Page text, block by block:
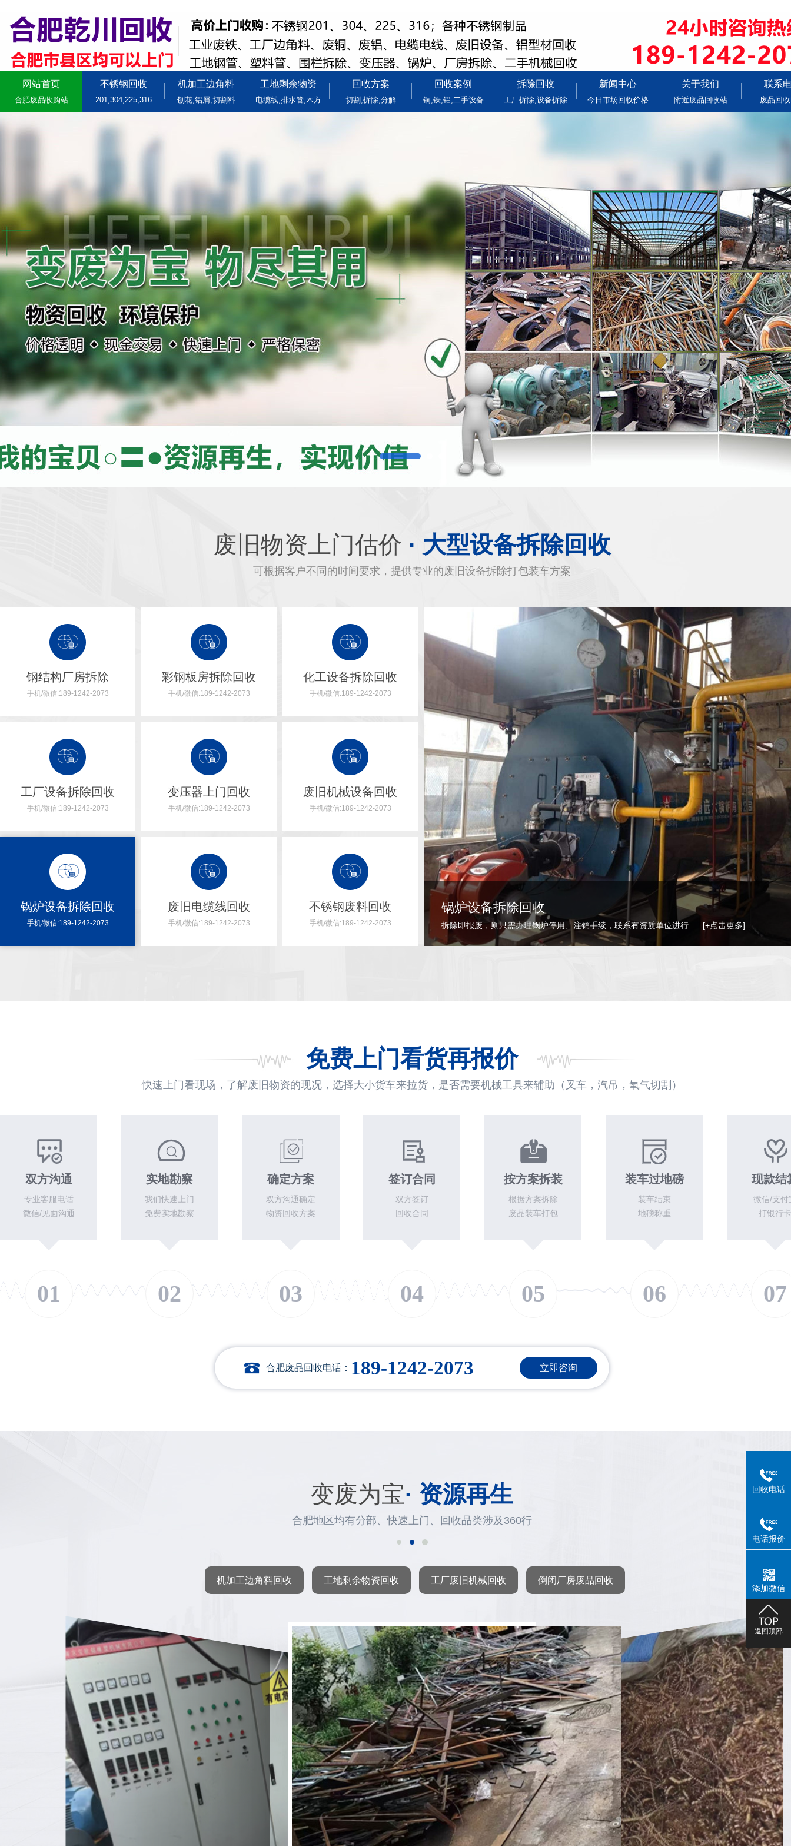
网站首页
合肥废品收购站
不锈钢回收
201,304,225,316
机加工边角料
刨花,铝屑,切割料
工地剩余物资
电缆线,排水管,木方
回收方案
切割,拆除,分解
回收案例
铜,铁,铝,二手设备
拆除回收
工厂拆除,设备拆除
新闻中心
今日市场回收价格
关于我们
附近废品回收站
联系
废品回
废旧物资上门估价 · 大型设备拆除回收
可根据客户不同的时间要求，提供专业的废旧设备拆除打包装车方案
钢结构厂房拆除
手机/微信:189-1242-2073
彩钢板房拆除回收
手机/微信:189-1242-2073
化工设备拆除回收
手机/微信:189-1242-2073
工厂设备拆除回收
手机/微信:189-1242-2073
变压器上门回收
手机/微信:189-1242-2073
废旧机械设备回收
手机/微信:189-1242-2073
锅炉设备拆除回收
手机/微信:189-1242-2073
废旧电缆线回收
手机/微信:189-1242-2073
不锈钢废料回收
手机/微信:189-1242-2073
锅炉设备拆除回收
拆除即报废，则只需办理锅炉停用、注销手续，联系有资质单位进行...... [+点击更多]
废旧电缆线回收
电缆在不能正常使用的情况下，都会归为废旧处理......[+点击更多]
免费上门看货再报价
快速上门看现场，了解废旧物资的现况，选择大小货车来拉货，是否需要机械工具来辅助（叉车，汽吊，氧气切割）
双方沟通
专业客服电话
微信/见面沟通
01
实地勘察
我们快速上门
免费实地勘察
02
确定方案
双方沟通确定
物资回收方案
03
签订合同
双方签订
回收合同
04
按方案拆装
根据方案拆除
废品装车打包
05
装车过地磅
装车结束
地磅称重
06
现款结
微信/支付
打银行
07
合肥废品回收电话： 189-1242-2073 立即咨询
变废为宝· 资源再生
合肥地区均有分部、快速上门、回收品类涉及360行
机加工边角料回收 工地剩余物资回收 工厂废旧机械回收 倒闭厂房废品回收
回收电话
电话报价
添加微信
返回顶部